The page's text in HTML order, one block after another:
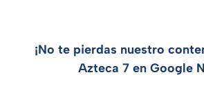
¡No te pierdas nuestro
Azteca 7 en Google